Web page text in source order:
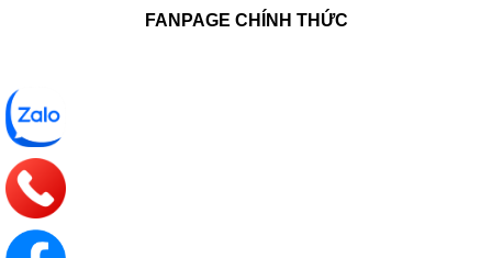
FANPAGE CHÍNH THỨC